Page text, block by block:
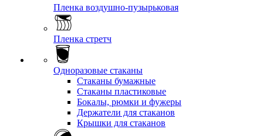
Пленка воздушно-пузырьковая
Пленка стретч
Одноразовые стаканы
Стаканы бумажные
Стаканы пластиковые
Бокалы, рюмки и фужеры
Держатели для стаканов
Крышки для стаканов